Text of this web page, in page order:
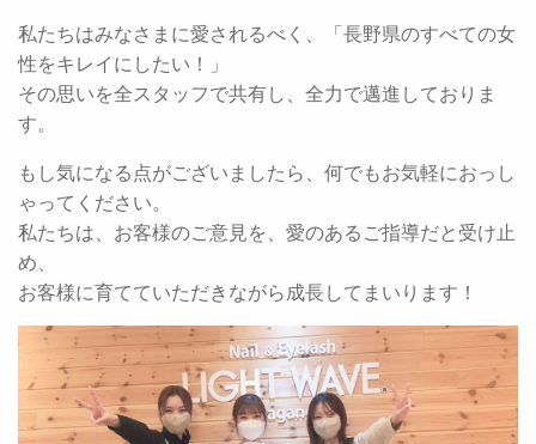
私たちはみなさまに愛されるべく、「長野県のすべての女
性をキレイにしたい！」
その思いを全スタッフで共有し、全力で邁進しておりま
す。
もし気になる点がございましたら、何でもお気軽におっし
ゃってください。
私たちは、お客様のご意見を、愛のあるご指導だと受け止
め、
お客様に育てていただきながら成長してまいります！